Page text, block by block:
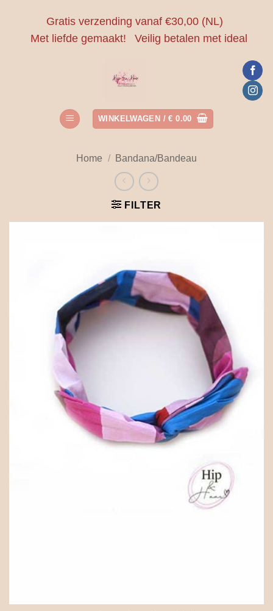
Gratis verzending vanaf €30,00 (NL)
Met liefde gemaakt!
Veilig betalen met ideal
WINKELWAGEN /€ 0.00
Home / Bandana/Bandeau
FILTER